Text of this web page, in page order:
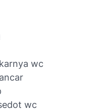
wc
wc